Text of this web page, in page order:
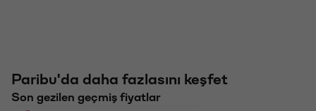
Paribu'da daha fazlasını keşfet
Son gezilen geçmiş fiyatlar